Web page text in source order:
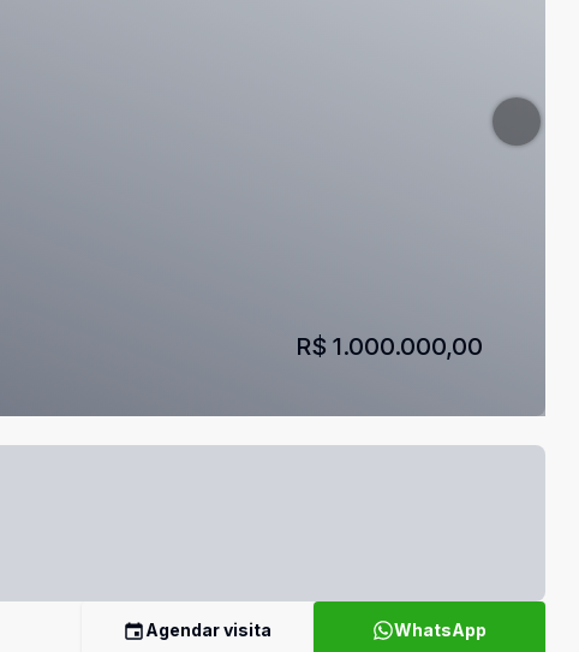
R$ 1.000.000,00
Agendar visita WhatsApp